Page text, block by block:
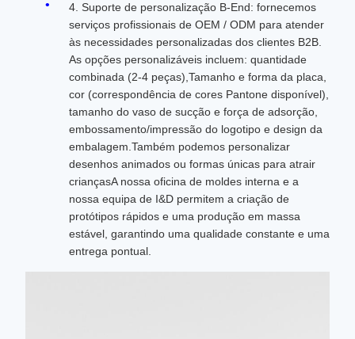
4. Suporte de personalização B-End: fornecemos
serviços profissionais de OEM / ODM para atender
às necessidades personalizadas dos clientes B2B.
As opções personalizáveis incluem: quantidade
combinada (2-4 peças),Tamanho e forma da placa,
cor (correspondência de cores Pantone disponível),
tamanho do vaso de sucção e força de adsorção,
embossamento/impressão do logotipo e design da
embalagem.Também podemos personalizar
desenhos animados ou formas únicas para atrair
criançasA nossa oficina de moldes interna e a
nossa equipa de I&D permitem a criação de
protótipos rápidos e uma produção em massa
estável, garantindo uma qualidade constante e uma
entrega pontual.